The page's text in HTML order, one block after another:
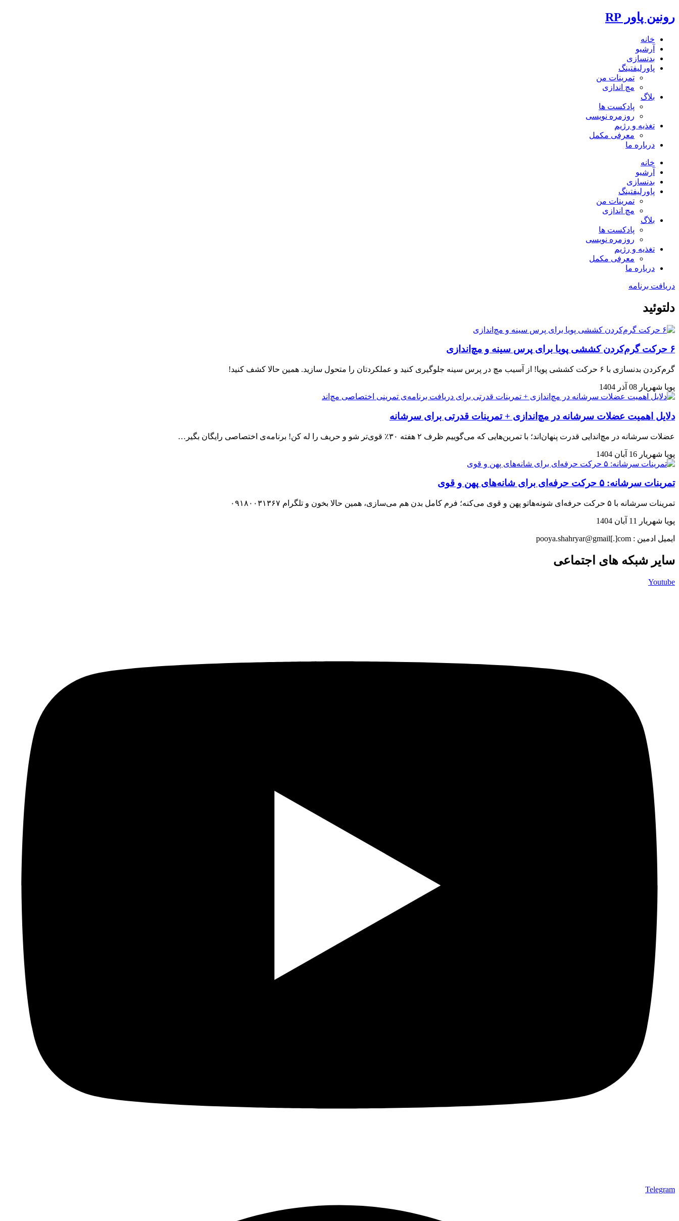
رونین پاور RP
خانه
آرشیو
بدنسازی
پاورلیفتینگ
تمرینات من
مچ اندازی
بلاگ
پادکست ها
روزمره نویسی
تغذیه و رژیم
معرفی مکمل
درباره ما
خانه
آرشیو
بدنسازی
پاورلیفتینگ
تمرینات من
مچ اندازی
بلاگ
پادکست ها
روزمره نویسی
تغذیه و رژیم
معرفی مکمل
درباره ما
دریافت برنامه
دلتوئید
۶ حرکت گرم‌کردن کششی پویا برای پرس سینه و مچ‌اندازی
گرم‌کردن بدنسازی با ۶ حرکت کششی پویا! از آسیب مچ در پرس سینه جلوگیری کنید و عملکردتان را متحول سازید. همین حالا کشف کنید!
پویا شهریار 08 آذر 1404
دلایل اهمیت عضلات سرشانه در مچ‌اندازی + تمرینات قدرتی برای سرشانه
عضلات سرشانه در مچ‌اندایی قدرت پنهان‌اند؛ با تمرین‌هایی که می‌گوییم ظرف ۲ هفته ۳۰٪ قوی‌تر شو و حریف را له کن! برنامه‌ی اختصاصی رایگان بگیر…
پویا شهریار 16 آبان 1404
تمرینات سرشانه: ۵ حرکت حرفه‌ای برای شانه‌های پهن و قوی
تمرینات سرشانه با ۵ حرکت حرفه‌ای شونه‌هاتو پهن و قوی می‌کنه؛ فرم کامل بدن هم می‌سازی، همین حالا بخون و تلگرام ۰۹۱۸۰۰۳۱۳۶۷
پویا شهریار 11 آبان 1404
ایمیل ادمین : pooya.shahryar@gmail[.]com
سایر شبکه های اجتماعی
Youtube
Telegram